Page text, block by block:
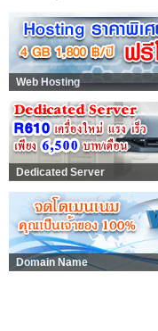
Web Hosting
Dedicated Server
Domain Name